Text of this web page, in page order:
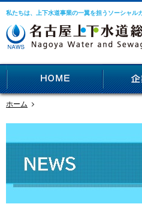
私たちは、上下水道事業の一翼を担うソーシャル
ホーム